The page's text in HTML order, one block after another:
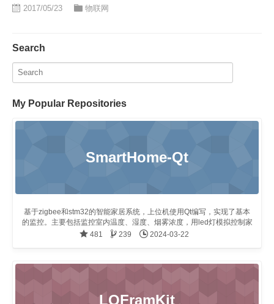
2017/05/23 物联网
Search
My Popular Repositories
SmartHome-Qt
基于zigbee和stm32的智能家居系统，上位机使用Qt编写，实现了基本
的监控。主要包括监控室内温度、湿度、烟雾浓度，用led灯模拟控制家
中的灯。界面良好。
481 239 2024-03-22
LQFramKit